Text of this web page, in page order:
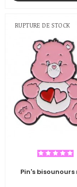
RUPTURE DE STOCK
Pin's bisounours